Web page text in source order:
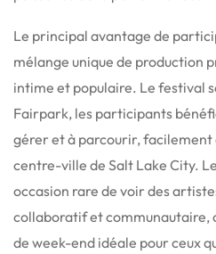
Le principal avantage de
mélange unique de production
intime et populaire. Le festival
Fairpark, les participants
gérer et à parcourir, facilement
centre-ville de Salt Lake City.
occasion rare de voir des
collaboratif et communautaire,
de week-end idéale pour ceux